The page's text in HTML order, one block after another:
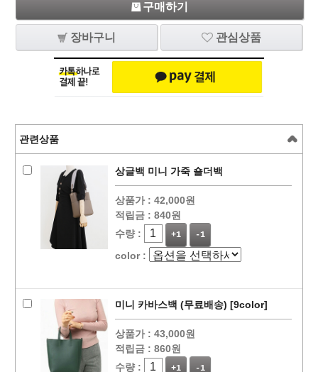
구매하기
장바구니 관심상품
관련상품
상글백 미니 가죽 숄더백
상품가 : 42,000원
적립금 : 840원
수량 :
+1 -1
color :
미니 카바스백 (무료배송) [9color]
상품가 : 43,000원
적립금 : 860원
수량 :
+1 -1